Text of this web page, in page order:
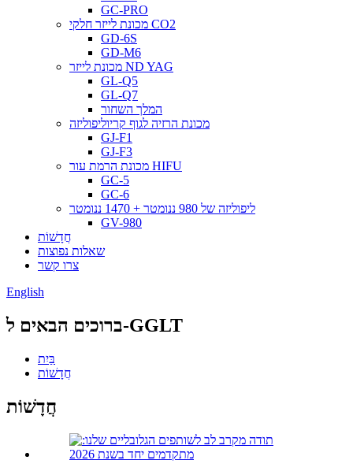
GC-PRO
מכונת לייזר חלקי CO2
GD-6S
GD-M6
מכונת לייזר ND YAG
GL-Q5
GL-Q7
המלך השחור
מכונת הרזיה לגוף קריוליפוליזה
GJ-F1
GJ-F3
מכונת הרמת עור HIFU
GC-5
GC-6
ליפוליזה של 980 ננומטר + 1470 ננומטר
GV-980
חֲדָשׁוֹת
שאלות נפוצות
צרו קשר
English
ברוכים הבאים ל-GGLT
בַּיִת
חֲדָשׁוֹת
חֲדָשׁוֹת